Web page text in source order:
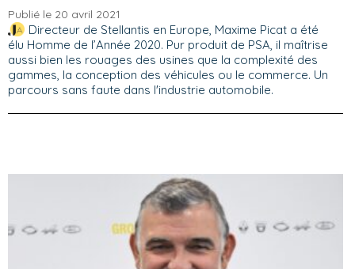
Publié le 20 avril 2021
Directeur de Stellantis en Europe, Maxime Picat a été
élu Homme de l’Année 2020. Pur produit de PSA, il maîtrise
aussi bien les rouages des usines que la complexité des
gammes, la conception des véhicules ou le commerce. Un
parcours sans faute dans l'industrie automobile.